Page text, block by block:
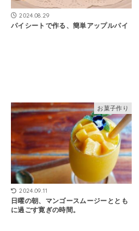
2024.08.29
パイシートで作る、簡単アップルパイ
お菓子作り
2024.09.11
日曜の朝、マンゴースムージーととも
に過ごす寛ぎの時間。